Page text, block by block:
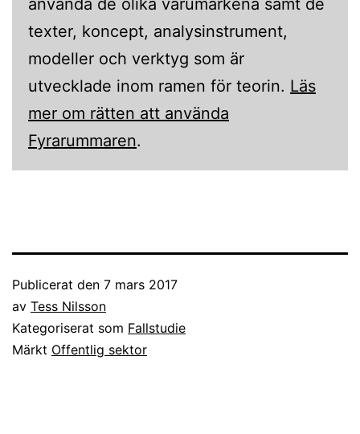
texter, koncept, analysinstrument,
modeller och verktyg som är
utvecklade inom ramen för teorin. Läs
mer om rätten att använda
Fyrarummaren.
Publicerat den 7 mars 2017
av Tess Nilsson
Kategoriserat som Fallstudie
Märkt Offentlig sektor